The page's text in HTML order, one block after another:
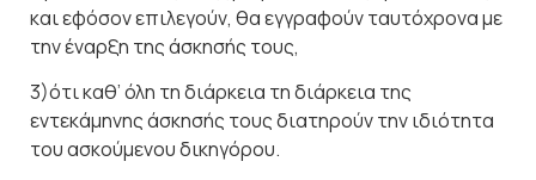
και εφόσον επιλεγούν, θα εγγραφούν ταυτόχρονα με
την έναρξη της άσκησής τους,
3)ότι καθ’ όλη τη διάρκεια τη διάρκεια της
εντεκάμηνης άσκησής τους διατηρούν την ιδιότητα
του ασκούμενου δικηγόρου.